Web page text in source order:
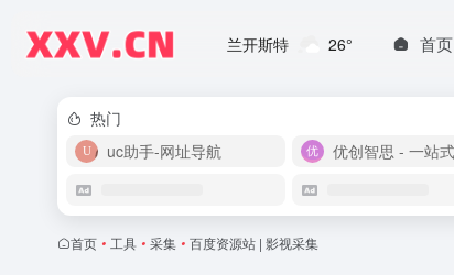
兰开斯特 26° 首页
热门
uc助手-网址导航
首页 • 工具 • 采集 • 百度资源站 | 影视采集